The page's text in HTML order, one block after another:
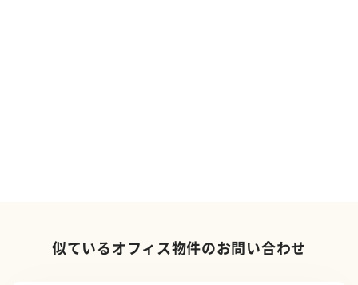
似ているオフィス物件のお問い合わせ